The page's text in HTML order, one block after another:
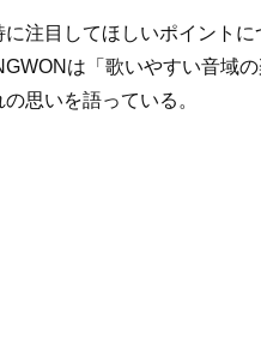
に注目してほしいポイント
は「歌いやすい音域
思いを語っている。